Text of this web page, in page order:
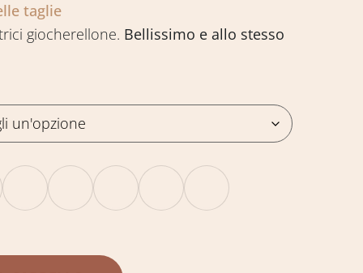
taglie
giocherellone. Bellissimo e allo stesso